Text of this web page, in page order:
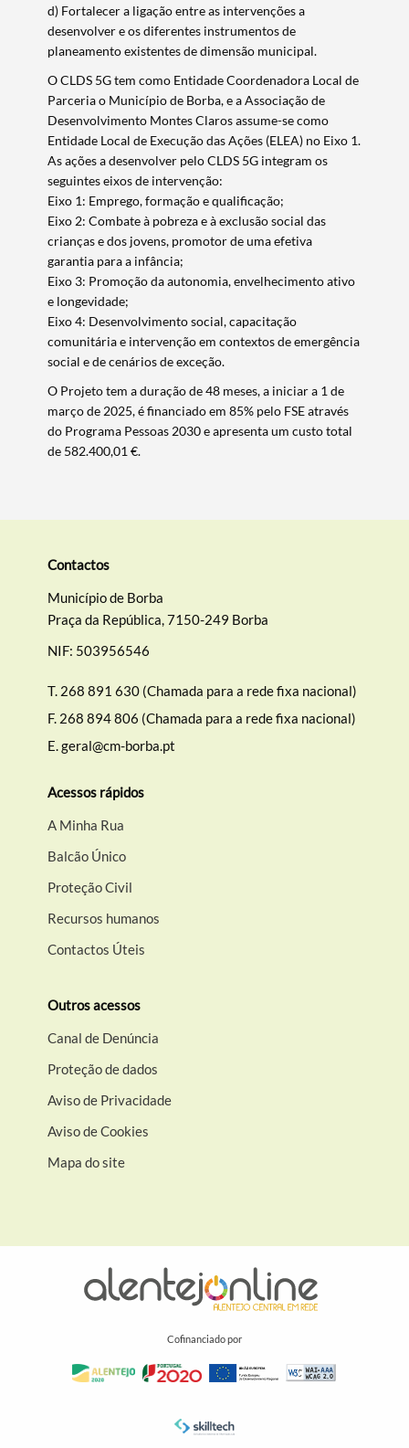
Termo de Pesquisa
Categorias gerais
Filtros
d) Fortalecer a ligação entre as intervenções a
desenvolver e os diferentes instrumentos de
planeamento existentes de dimensão municipal.
O CLDS 5G tem como Entidade Coordenadora Local de
Parceria o Município de Borba, e a Associação de
Desenvolvimento Montes Claros assume-se como
Entidade Local de Execução das Ações (ELEA) no Eixo 1.
As ações a desenvolver pelo CLDS 5G integram os
seguintes eixos de intervenção:
Eixo 1: Emprego, formação e qualificação;
Eixo 2: Combate à pobreza e à exclusão social das
crianças e dos jovens, promotor de uma efetiva
garantia para a infância;
Eixo 3: Promoção da autonomia, envelhecimento ativo
e longevidade;
Eixo 4: Desenvolvimento social, capacitação
comunitária e intervenção em contextos de emergência
social e de cenários de exceção.
O Projeto tem a duração de 48 meses, a iniciar a 1 de
março de 2025, é financiado em 85% pelo FSE através
do Programa Pessoas 2030 e apresenta um custo total
de 582.400,01 €.
Contactos
Município de Borba
Praça da República, 7150-249 Borba
NIF: 503956546
T. 268 891 630 (Chamada para a rede fixa nacional)
F. 268 894 806 (Chamada para a rede fixa nacional)
E.geral@cm-borba.pt
Acessos rápidos
A Minha Rua
Balcão Único
Proteção Civil
Recursos humanos
Contactos Úteis
Outros acessos
Canal de Denúncia
Proteção de dados
Aviso de Privacidade
Aviso de Cookies
Mapa do site
Cofinanciado por